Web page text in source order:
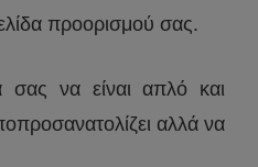
προορισμού σας.
να είναι απλό και
αλλά να